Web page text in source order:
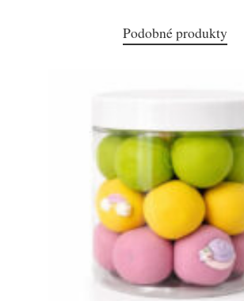
Podobné produkty